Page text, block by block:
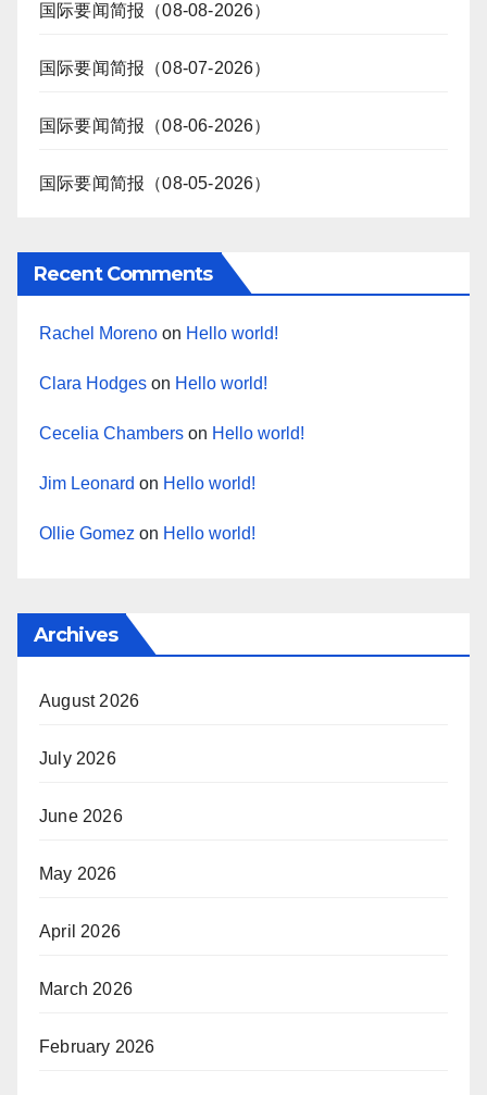
国际要闻简报（08-08-2026）
国际要闻简报（08-07-2026）
国际要闻简报（08-06-2026）
国际要闻简报（08-05-2026）
Recent Comments
Rachel Moreno on Hello world!
Clara Hodges on Hello world!
Cecelia Chambers on Hello world!
Jim Leonard on Hello world!
Ollie Gomez on Hello world!
Archives
August 2026
July 2026
June 2026
May 2026
April 2026
March 2026
February 2026